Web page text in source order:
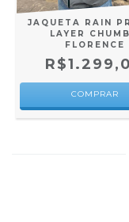
JAQUETA RAIN
LAYER
FLORENCE
COMPRAR